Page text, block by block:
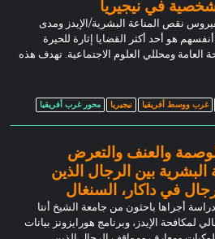
في نيجيريا
نقص المناعة البشرية/الإيدز ومدى
أنفسهم هو أحد أكثر القضايا إثارة للحيرة
العامة ومحللي العلوم الاجتماعية. تهدف هذه
غرب ووسط أفريقيا نيجيريا محور غرب أفريقيا
والعنف والتعرض
بين الرجال الذين
في داكار، السنغال
أجراها باحثون من جامعة الشيخ أنتا
الإيدز، وبرنامج هورايزونز بيانات